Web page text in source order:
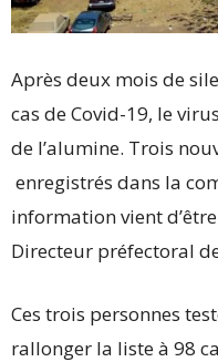
Après deux mois de
cas de Covid-19, le
de l’alumine. Trois
enregistrés dans la
information vient
Directeur préfectoral
Ces trois personnes
rallonger la liste à 98